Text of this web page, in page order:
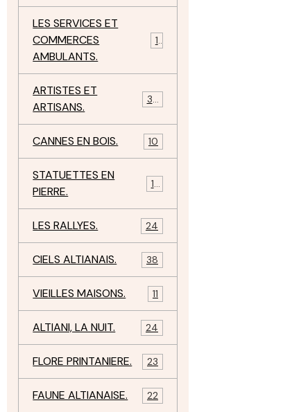
LES SERVICES ET
COMMERCES
AMBULANTS.
11
ARTISTES ET
ARTISANS.
34
CANNES EN BOIS. 10
STATUETTES EN
PIERRE.
17
LES RALLYES. 24
CIELS ALTIANAIS. 38
VIEILLES MAISONS. 11
ALTIANI, LA NUIT. 24
FLORE PRINTANIERE. 23
FAUNE ALTIANAISE. 22